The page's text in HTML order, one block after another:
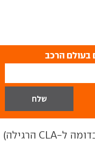
בעולם הרכב
ההאצה ל-100 קמ"ש אורכת 4.1 שניות (בדומה ל-CLA הרגילה)